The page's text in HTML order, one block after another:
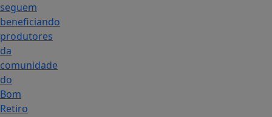
seguem
beneficiando
produtores
da
comunidade
do
Bom
Retiro